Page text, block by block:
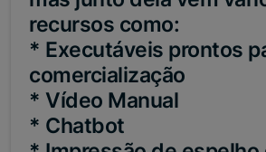
recursos como:
* Executáveis prontos
comercialização
* Vídeo Manual
* Chatbot